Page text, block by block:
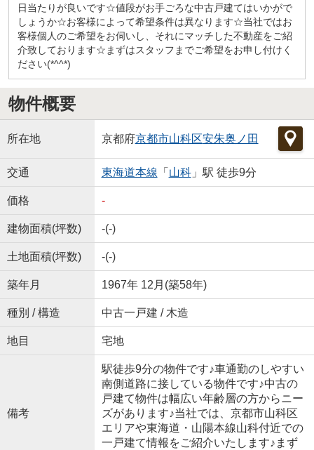
日当たりが良いです☆値段がお手ごろな中古戸建てはいかがで
しょうか☆お客様によって希望条件は異なります☆当社ではお
客様個人のご希望をお伺いし、それにマッチした不動産をご紹
介致しております☆まずはスタッフまでご希望をお申し付けく
ださい(*^^*)
物件概要
所在地 京都府京都市山科区安朱奥ノ田
交通 東海道本線 「 山科」駅 徒歩9分
価格 -
建物面積(坪数) -(-)
土地面積(坪数) -(-)
築年月 1967年 12月(築58年)
種別 / 構造 中古一戸建 / 木造
地目 宅地
備考
駅徒歩9分の物件です♪車通勤のしやすい
南側道路に接している物件です♪中古の
戸建て物件は幅広い年齢層の方からニー
ズがあります♪当社では、京都市山科区
エリアや東海道・山陽本線山科付近での
一戸建て情報をご紹介いたします♪まず